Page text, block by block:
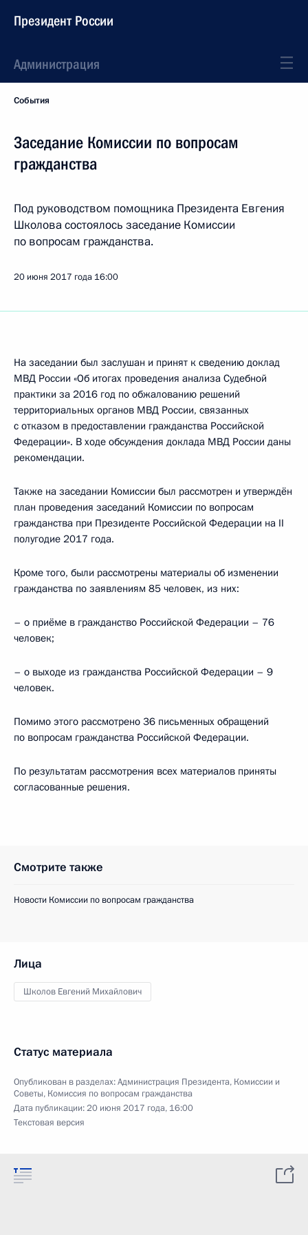
Президент России
Администрация
События
Заседание Комиссии по вопросам
гражданства
Под руководством помощника Президента Евгения
Школова состоялось заседание Комиссии
по вопросам гражданства.
20 июня 2017 года 16:00
На заседании был заслушан и принят к сведению доклад
МВД России «Об итогах проведения анализа Судебной
практики за 2016 год по обжалованию решений
территориальных органов МВД России, связанных
с отказом в предоставлении гражданства Российской
Федерации». В ходе обсуждения доклада МВД России даны
рекомендации.
Также на заседании Комиссии был рассмотрен и утверждён
план проведения заседаний Комиссии по вопросам
гражданства при Президенте Российской Федерации на II
полугодие 2017 года.
Кроме того, были рассмотрены материалы об изменении
гражданства по заявлениям 85 человек, из них:
– о приёме в гражданство Российской Федерации – 76
человек;
– о выходе из гражданства Российской Федерации – 9
человек.
Помимо этого рассмотрено 36 письменных обращений
по вопросам гражданства Российской Федерации.
По результатам рассмотрения всех материалов приняты
согласованные решения.
Смотрите также
Новости Комиссии по вопросам гражданства
Лица
Школов Евгений Михайлович
Статус материала
Опубликован в разделах:Администрация Президента, Комиссии и
Советы, Комиссия по вопросам гражданства
Дата публикации:20 июня 2017 года, 16:00
Текстовая версия